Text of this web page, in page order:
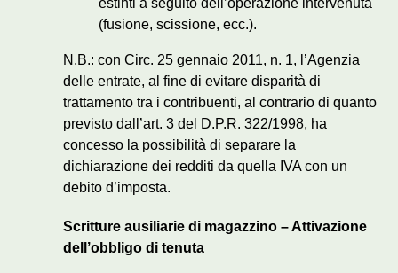
estinti a seguito dell’operazione intervenuta
(fusione, scissione, ecc.).
N.B.: con Circ. 25 gennaio 2011, n. 1, l’Agenzia
delle entrate, al fine di evitare disparità di
trattamento tra i contribuenti, al contrario di quanto
previsto dall’art. 3 del D.P.R. 322/1998, ha
concesso la possibilità di separare la
dichiarazione dei redditi da quella IVA con un
debito d’imposta.
Scritture ausiliarie di magazzino – Attivazione
dell’obbligo di tenuta